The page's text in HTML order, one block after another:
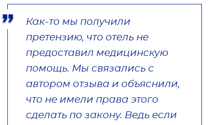
Как-то мы получили
претензию, что отель не
предоставил медицинскую
помощь. Мы связались с
автором отзыва и объяснили,
что не имели права этого
сделать по закону. Ведь если